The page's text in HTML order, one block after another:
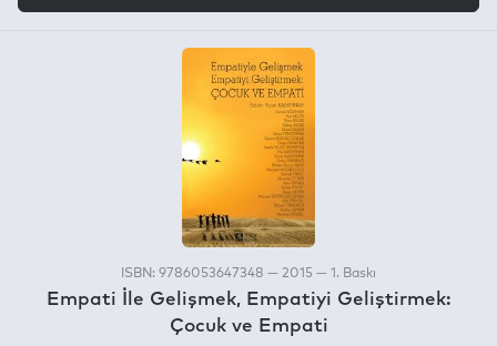
ISBN: 9786053647348 — 2015 — 1. Baskı
Empati İle Gelişmek, Empatiyi Geliştirmek:
Çocuk ve Empati